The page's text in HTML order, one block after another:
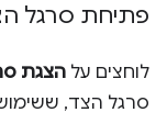
פתיחת סרגל
לוחצים על הצגת
סרגל הצד,